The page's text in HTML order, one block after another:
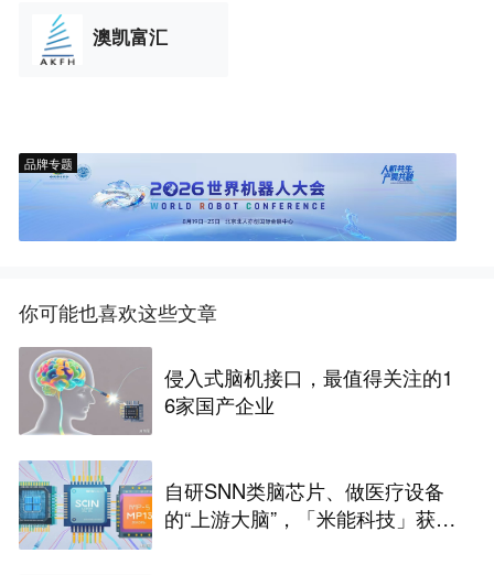
澳凯富汇
品牌专题
你可能也喜欢这些文章
侵入式脑机接口，最值得关注的1
6家国产企业
自研SNN类脑芯片、做医疗设备
的“上游大脑”，「米能科技」获数